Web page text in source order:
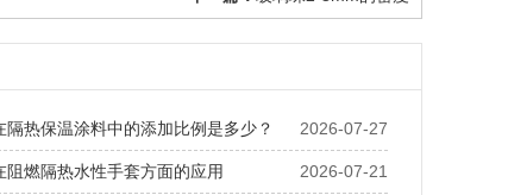
2026-07-27
隔热保温涂料中的添加比例是多少？
2026-07-21
阻燃隔热水性手套方面的应用